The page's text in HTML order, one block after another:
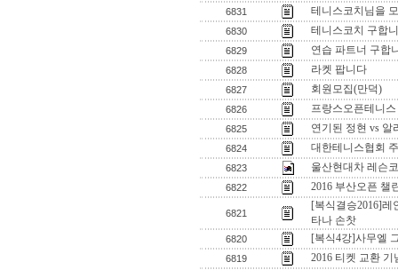
6831 테니스코치님을
6830 테니스코치 구합
6829 연습 파트너 구합
6828 라켓 팝니다
6827 회원모집(만덕)
6826 프랑스오픈테니
6825 연기된 정현 vs 알
6824 대한테니스협회
6823 울산현대차 레슨
6822 2016 부산오픈 챌
6821
[복식결승2016]
타나 손찻
6820 [복식4강]사무엘
6819 2016 티켓 교환 기